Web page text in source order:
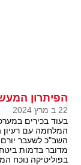
הפיתרון
22 ב מרץ 2024
בעוד בכירים
המלחמה עם
השב"כ לשעבר יורם
מדובר בדמות
בפוליטיקה נוכח